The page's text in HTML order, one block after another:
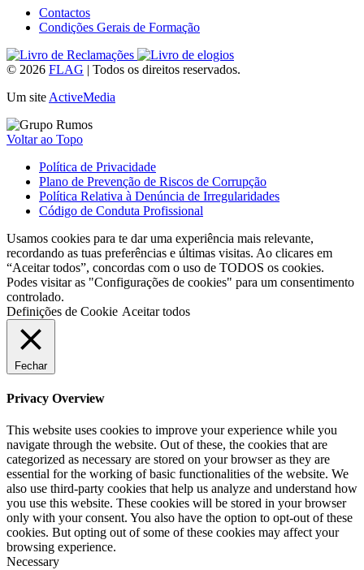
Contactos
Condições Gerais de Formação
© 2026 FLAG | Todos os direitos reservados.
Um site ActiveMedia
Voltar ao Topo
Política de Privacidade
Plano de Prevenção de Riscos de Corrupção
Política Relativa à Denúncia de Irregularidades
Código de Conduta Profissional
Usamos cookies para te dar uma experiência mais relevante,
recordando as tuas preferências e últimas visitas. Ao clicares em
“Aceitar todos”, concordas com o uso de TODOS os cookies.
Podes visitar as "Configurações de cookies" para um consentimento
controlado.
Definições de Cookie Aceitar todos
Fechar
Privacy Overview
This website uses cookies to improve your experience while you
navigate through the website. Out of these, the cookies that are
categorized as necessary are stored on your browser as they are
essential for the working of basic functionalities of the website. We
also use third-party cookies that help us analyze and understand how
you use this website. These cookies will be stored in your browser
only with your consent. You also have the option to opt-out of these
cookies. But opting out of some of these cookies may affect your
browsing experience.
Necessary